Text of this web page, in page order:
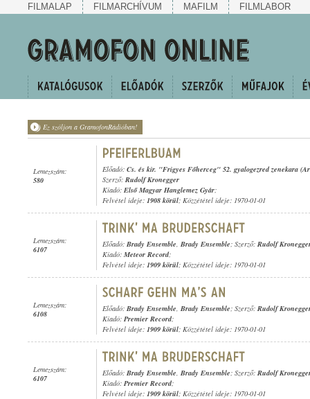
FILMALAP FILMARCHÍVUM MAFILM FILMLABOR
Ez szóljon a GramofonRádióban!
Lemezszám:
580
Előadó: Cs. és kir. "Frigyes Főherceg" 52. gyalogezred zenekara
Szerző: Rudolf Kronegger
Kiadó: Első Magyar Hanglemez Gyár;
Felvétel ideje: 1908 körül; Közzététel ideje: 1970-01-01
Lemezszám:
6107
Előadó: Brady Ensemble, Brady Ensemble; Szerző: Rudolf
Kiadó: Meteor Record;
Felvétel ideje: 1909 körül; Közzététel ideje: 1970-01-01
Lemezszám:
6108
Előadó: Brady Ensemble, Brady Ensemble; Szerző: Rudolf
Kiadó: Premier Record;
Felvétel ideje: 1909 körül; Közzététel ideje: 1970-01-01
Lemezszám:
6107
Előadó: Brady Ensemble, Brady Ensemble; Szerző: Rudolf
Kiadó: Premier Record;
Felvétel ideje: 1909 körül; Közzététel ideje: 1970-01-01